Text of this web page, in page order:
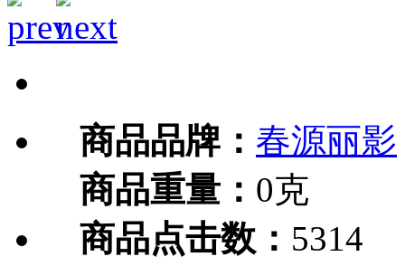
商品品牌： 春源丽影
商品重量： 0克
商品点击数： 5314